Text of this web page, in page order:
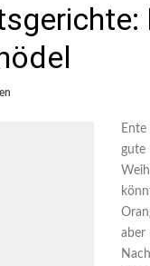
gute
aber